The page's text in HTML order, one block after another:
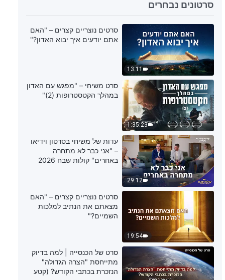
4:42
דבר אלוהים היומי: הכרת עבודתו של
האל – מובאה 152
6:34
דבר אלוהים היומי: הכרת עבודתו של
האל – מובאה 153
7:48
דבר אלוהים היומי: הכרת עבודתו של
האל – מובאה 154
8:27
דבר אלוהים היומי: הכרת עבודתו של
האל – מובאה 155
8:30
דבר אלוהים היומי: הכרת עבודתו של
האל – מובאה 156
סרטונים נבחרים
13:11
סרטים נוצריים קצרים – "האם
אתם יודעים איך יבוא האדון?"
1:35:23
סרט משיחי – "מפגש עם האדון
במהלך הקטסטרופות (2)"
29:12
עדות של משיחי בסרטון וידיאו
– "אני כבר לא מתחרה
באחרים" קולות שבח 2026
19:54
סרטים נוצריים קצרים – "האם
מצאתם את הנתיב למלכות
השמיים?"
סרט של הכנסייה | למה בדיוק
מתייחסת "הצרה הגדולה"
הנזכרת בכתבי הקודש? (קטע